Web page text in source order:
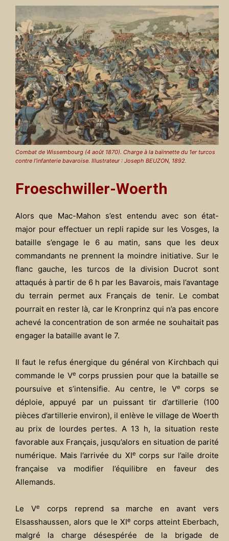
Combat de Wissembourg (4 août 1870). Charge à la baïnnette du 1er turcos
contre l’infanterie bavaroise. Illustrateur : Joseph BEUZON, 1892.
Froeschwiller-Woerth
Alors que Mac-Mahon s’est entendu avec son état-
major pour effectuer un repli rapide sur les Vosges, la
bataille s’engage le 6 au matin, sans que les deux
commandants ne prennent la moindre initiative. Sur le
flanc gauche, les turcos de la division Ducrot sont
attaqués à partir de 6 h par les Bavarois, mais l’avantage
du terrain permet aux Français de tenir. Le combat
pourrait en rester là, car le Kronprinz qui n’a pas encore
achevé la concentration de son armée ne souhaitait pas
engager la bataille avant le 7.
Il faut le refus énergique du général von Kirchbach qui
commande le Ve corps prussien pour que la bataille se
poursuive et s’intensifie. Au centre, le Ve corps se
déploie, appuyé par un puissant tir d’artillerie (100
pièces d’artillerie environ), il enlève le village de Woerth
au prix de lourdes pertes. A 13 h, la situation reste
favorable aux Français, jusqu’alors en situation de parité
numérique. Mais l’arrivée du XIe corps sur l’aile droite
française va modifier l’équilibre en faveur des
Allemands.
Le Ve
corps reprend sa marche en avant vers
Elsasshaussen, alors que le XIe corps atteint Eberbach,
malgré la charge désespérée de la brigade de